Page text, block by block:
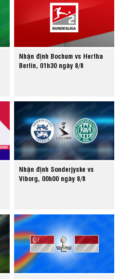
Nhận định Bochum vs Hertha
Berlin, 01h30 ngày 8/8
Nhận định Sonderjyske vs
Viborg, 00h00 ngày 8/8